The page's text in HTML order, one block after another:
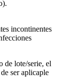
incontinentes
de lote/serie, el
ser aplicaple